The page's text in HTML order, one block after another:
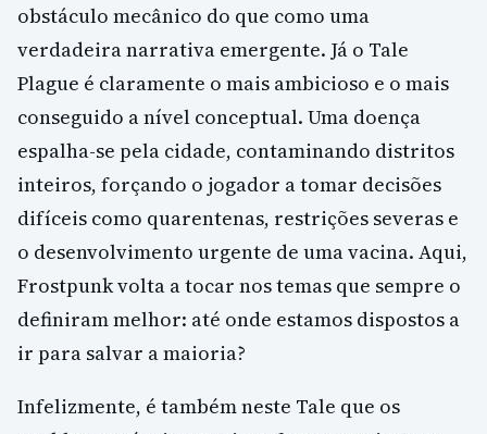
obstáculo mecânico do que como uma
verdadeira narrativa emergente. Já o Tale
Plague é claramente o mais ambicioso e o mais
conseguido a nível conceptual. Uma doença
espalha-se pela cidade, contaminando distritos
inteiros, forçando o jogador a tomar decisões
difíceis como quarentenas, restrições severas e
o desenvolvimento urgente de uma vacina. Aqui,
Frostpunk volta a tocar nos temas que sempre o
definiram melhor: até onde estamos dispostos a
ir para salvar a maioria?
Infelizmente, é também neste Tale que os